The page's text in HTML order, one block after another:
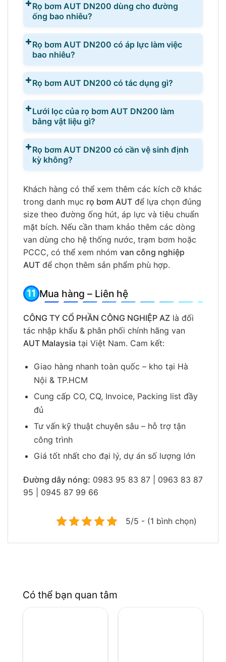
Rọ bơm AUT DN200 dùng cho đường
ống bao nhiêu?
Rọ bơm AUT DN200 có áp lực làm việc
bao nhiêu?
Rọ bơm AUT DN200 có tác dụng gì?
Lưới lọc của rọ bơm AUT DN200 làm
bằng vật liệu gì?
Rọ bơm AUT DN200 có cần vệ sinh định
kỳ không?
Khách hàng có thể xem thêm các kích cỡ khác
trong danh mục rọ bơm AUT để lựa chọn đúng
size theo đường ống hút, áp lực và tiêu chuẩn
mặt bích. Nếu cần tham khảo thêm các dòng
van dùng cho hệ thống nước, trạm bơm hoặc
PCCC, có thể xem nhóm van công nghiệp
AUT để chọn thêm sản phẩm phù hợp.
Mua hàng – Liên hệ
CÔNG TY CỔ PHẦN CÔNG NGHIỆP AZ là đối
tác nhập khẩu & phân phối chính hãng van
AUT Malaysia tại Việt Nam. Cam kết:
Giao hàng nhanh toàn quốc – kho tại Hà
Nội & TP.HCM
Cung cấp CO, CQ, Invoice, Packing list đầy
đủ
Tư vấn kỹ thuật chuyên sâu – hỗ trợ tận
công trình
Giá tốt nhất cho đại lý, dự án số lượng lớn
Đường dây nóng: 0983 95 83 87 | 0963 83 87
95 | 0945 87 99 66
5/5 - (1 bình chọn)
Có thể bạn quan tâm